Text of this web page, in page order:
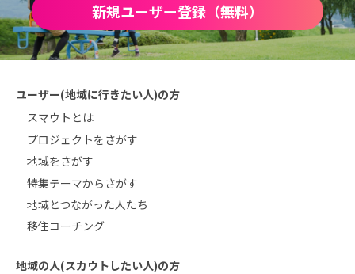
新規ユーザー登録（無料）
ユーザー(地域に行きたい人)の方
スマウトとは
プロジェクトをさがす
地域をさがす
特集テーマからさがす
地域とつながった人たち
移住コーチング
地域の人(スカウトしたい人)の方